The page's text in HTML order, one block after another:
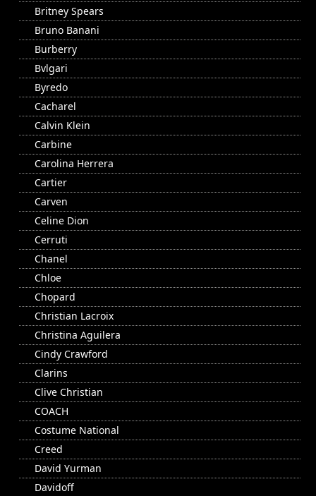
Britney Spears
Bruno Banani
Burberry
Bvlgari
Byredo
Cacharel
Calvin Klein
Carbine
Carolina Herrera
Cartier
Carven
Celine Dion
Cerruti
Chanel
Chloe
Chopard
Christian Lacroix
Christina Aguilera
Cindy Crawford
Clarins
Clive Christian
COACH
Costume National
Creed
David Yurman
Davidoff